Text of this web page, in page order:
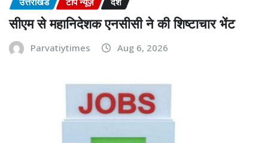
सीएम से महानिदेशक एनसीसी ने की शिष्टाचार भेंट
Parvatiytimes Aug 6, 2026